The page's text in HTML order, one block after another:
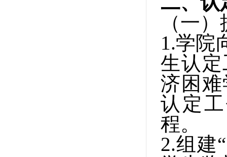
（一
1.学院
生认
济困
认定
程。
2.组建